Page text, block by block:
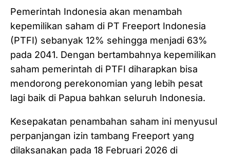
Pemerintah Indonesia akan menambah
kepemilikan saham di PT Freeport Indonesia
(PTFI) sebanyak 12% sehingga menjadi 63%
pada 2041. Dengan bertambahnya kepemilikan
saham pemerintah di PTFI diharapkan bisa
mendorong perekonomian yang lebih pesat
lagi baik di Papua bahkan seluruh Indonesia.
Kesepakatan penambahan saham ini menyusul
perpanjangan izin tambang Freeport yang
dilaksanakan pada 18 Februari 2026 di